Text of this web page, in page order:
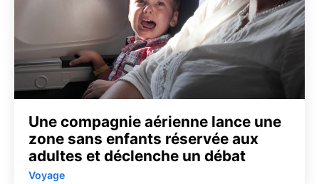
Une compagnie aérienne lance une
zone sans enfants réservée aux
adultes et déclenche un débat
Voyage